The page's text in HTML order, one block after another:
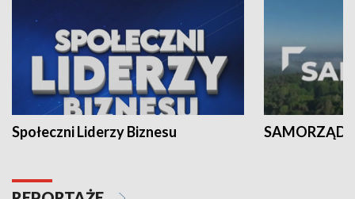
Społeczni Liderzy Biznesu SAMORZĄD